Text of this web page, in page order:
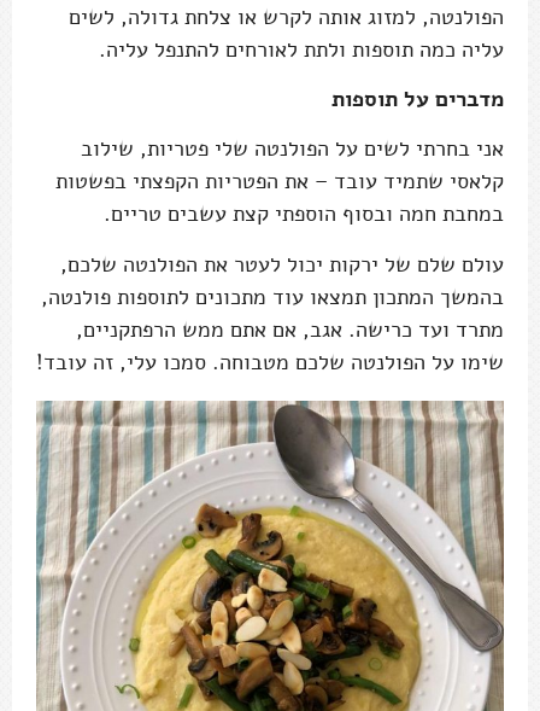
הפולנטה, למזוג אותה לקרש או צלחת גדולה, לשים
עליה כמה תוספות ולתת לאורחים להתנפל עליה.
מדברים על תוספות
אני בחרתי לשים על הפולנטה שלי פטריות, שילוב
קלאסי שתמיד עובד – את הפטריות הקפצתי בפשטות
במחבת חמה ובסוף הוספתי קצת עשבים טריים.
עולם שלם של ירקות יכול לעטר את הפולנטה שלכם,
בהמשך המתכון תמצאו עוד מתכונים לתוספות פולנטה,
מתרד ועד כרישה. אגב, אם אתם ממש הרפתקניים,
שימו על הפולנטה שלכם מטבוחה. סמכו עלי, זה עובד!